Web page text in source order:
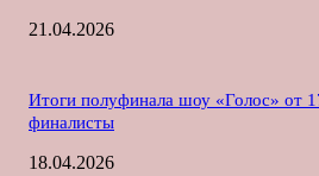
21.04.2026
Итоги полуфинала шоу «Голос» от
финалисты
18.04.2026